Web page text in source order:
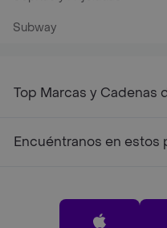
Subway
Top Marcas y Cadenas
Encuéntranos en estos